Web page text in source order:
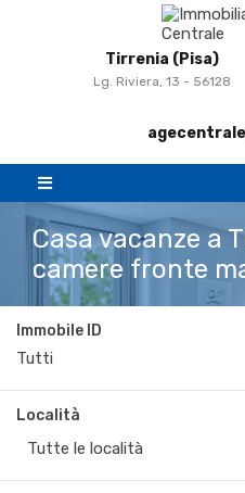
Tirrenia (Pisa)
Lg. Riviera, 13 - 56128
Casa vacanze a
camere fronte
Immobile ID
Località
Tutte le località